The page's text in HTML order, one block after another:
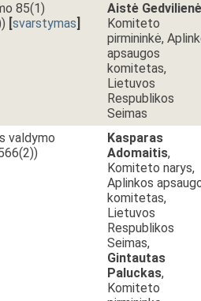
85(1)
[svarstymas]
Aistė Gedvilienė
Komiteto
pirmininkė,
apsaugos
komitetas,
Lietuvos
Respublikos
Seimas
valdymo
Kasparas
Adomaitis,
Komiteto narys,
Aplinkos
komitetas,
Lietuvos
Respublikos
Seimas,
Gintautas
Paluckas,
Komiteto